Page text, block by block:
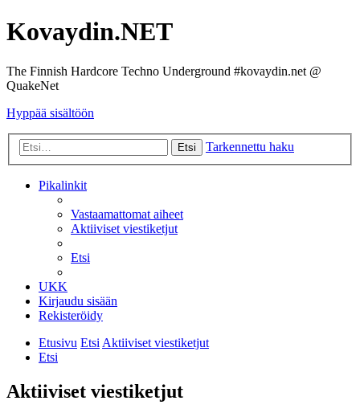
Kovaydin.NET
The Finnish Hardcore Techno Underground #kovaydin.net @
QuakeNet
Hyppää sisältöön
Etsi Tarkennettu haku
Pikalinkit
Vastaamattomat aiheet
Aktiiviset viestiketjut
Etsi
UKK
Kirjaudu sisään
Rekisteröidy
Etusivu EtsiAktiiviset viestiketjut
Etsi
Aktiiviset viestiketjut